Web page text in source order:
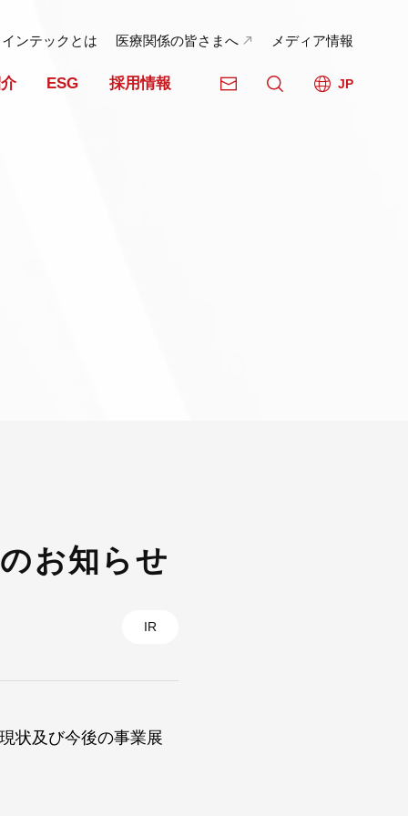
ESG 採用情報 JP
ンテックとは 医療関係の皆さまへ メディア情報
お知らせ
IR
状及び今後の事業展